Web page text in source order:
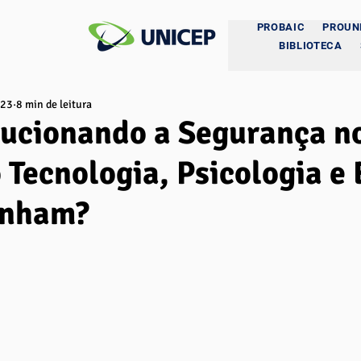
PROBAIC
BIBLIOTECA
a Segurança
Tecnologia, Psicologia e
8 min de leitura